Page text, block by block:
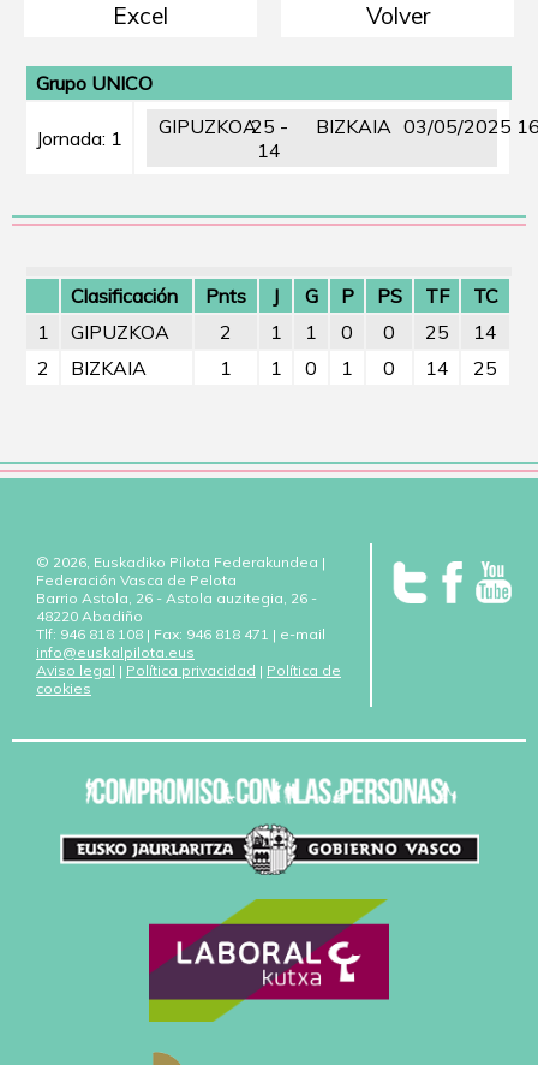
Excel Volver
Grupo UNICO
Jornada: 1 GIPUZKOA25 -
14
BIZKAIA 03/05/2025
Clasificación Pnts J G P PS TF
TC
1
GIPUZKOA 2 1 1 0 0 25
14
2
BIZKAIA 1 1 0 1 0 14 25
© 2026, Euskadiko Pilota Federakundea |
Federación Vasca de Pelota
Barrio Astola, 26 - Astola auzitegia, 26 -
48220 Abadiño
Tlf: 946 818 108 | Fax: 946 818 471 | e-mail
info@euskalpilota.eus
Aviso legal | Política privacidad | Política de
cookies